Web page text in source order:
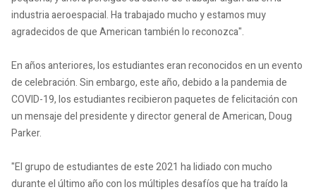
industria aeroespacial. Ha trabajado mucho y estamos muy
agradecidos de que American también lo reconozca".
En años anteriores, los estudiantes eran reconocidos en un evento
de celebración. Sin embargo, este año, debido a la pandemia de
COVID-19, los estudiantes recibieron paquetes de felicitación con
un mensaje del presidente y director general de American, Doug
Parker.
"El grupo de estudiantes de este 2021 ha lidiado con mucho
durante el último año con los múltiples desafíos que ha traído la